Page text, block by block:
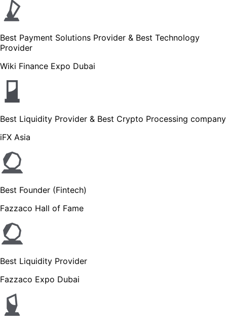
Best Payment Solutions Provider & Best Technology
Provider
Wiki Finance Expo Dubai
Best Liquidity Provider & Best Crypto Processing company
iFX Asia
Best Founder (Fintech)
Fazzaco Hall of Fame
Best Liquidity Provider
Fazzaco Expo Dubai